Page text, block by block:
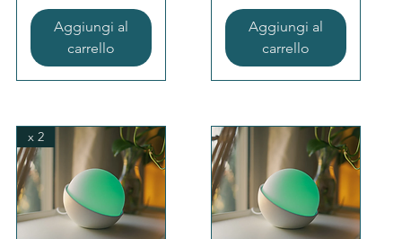
Aggiungi al
carrello
Aggiungi al
carrello
x 2